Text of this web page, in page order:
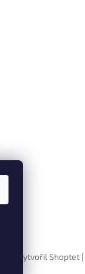
Vytvořil Shoptet |